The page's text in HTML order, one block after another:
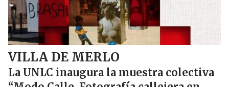
VILLA DE MERLO
La UNLC inaugura la muestra colectiva